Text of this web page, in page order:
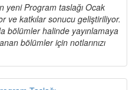
yeni Program taslağı Ocak
ve katkılar sonucu geliştiriliyor.
bölümler halinde yayınlamaya
bölümler için notlarınızı